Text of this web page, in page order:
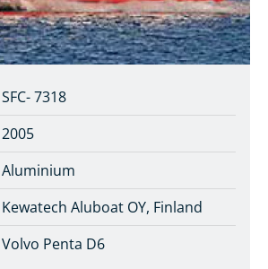
SFC- 7318
2005
Aluminium
Kewatech Aluboat OY, Finland
Volvo Penta D6